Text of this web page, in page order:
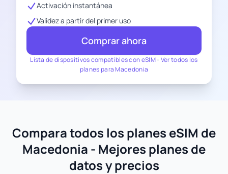
Lista de dispositivos compatibles con eSIM- Ver todos los
planes para Macedonia
Activación instantánea
Validez a partir del primer uso
Comprar ahora
Compara todos los planes eSIM de
Macedonia - Mejores planes de
datos y precios